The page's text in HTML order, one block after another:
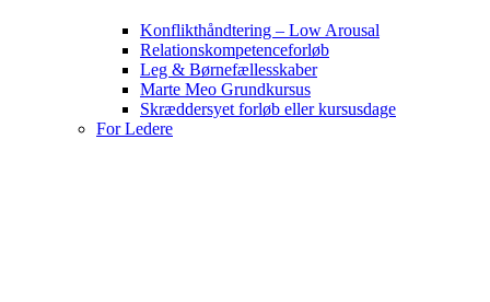
Konflikthåndtering – Low Arousal
Relationskompetenceforløb
Leg & Børnefællesskaber
Marte Meo Grundkursus
Skræddersyet forløb eller kursusdage
For Ledere